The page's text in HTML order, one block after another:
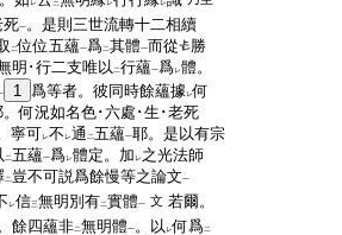
レ 三 レ レ
死一。是則三世流轉十二相續
二位位五蘊一爲二其體一而從
勝
明･行二支唯以 二行蘊一爲レ體。
1 爲等者。彼同時餘蘊據レ何
。何況如名色･六處･生･老死
寧可レ不 レ通 二五蘊一耶。是以有宗
二五蘊一爲レ體定。加 レ之光法師
二豈不可説爲餘慢等之論文一
レ信三無明別有二實體一 文 若爾。
餘四蘊非二無明體一。以 レ何爲二